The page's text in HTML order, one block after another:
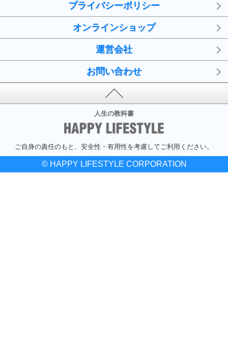
プライバシーポリシー
オンラインショップ
運営会社
お問い合わせ
人生の教科書
ご自身の責任のもと、安全性・有用性を考慮してご利用ください。
© HAPPY LIFESTYLE CORPORATION